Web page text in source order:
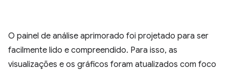
O painel de análise aprimorado foi projetado para ser
facilmente lido e compreendido. Para isso, as
visualizações e os gráficos foram atualizados com foco